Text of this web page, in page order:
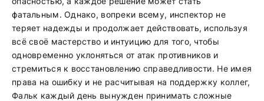
фатальным. Однако, вопреки всему, инспектор не
теряет надежды и продолжает действовать, используя
всё своё мастерство и интуицию для того, чтобы
одновременно уклоняться от атак противников и
стремиться к восстановлению справедливости. Не имея
права на ошибку и не расчитывая на поддержку коллег,
Фальк каждый день вынужден принимать сложные